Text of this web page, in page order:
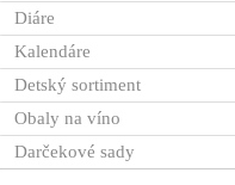
Diáre
Kalendáre
Detský sortiment
Obaly na víno
Darčekové sady